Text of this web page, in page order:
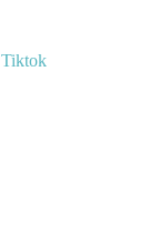
Tiktok